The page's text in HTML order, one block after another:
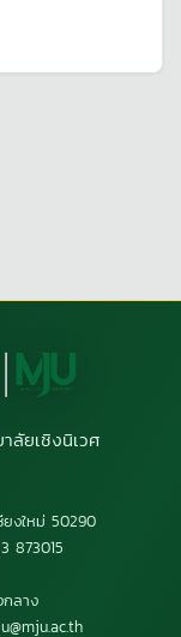
ลัยเชิงนิเวศ
งใหม่ 50290
873015
กลาง